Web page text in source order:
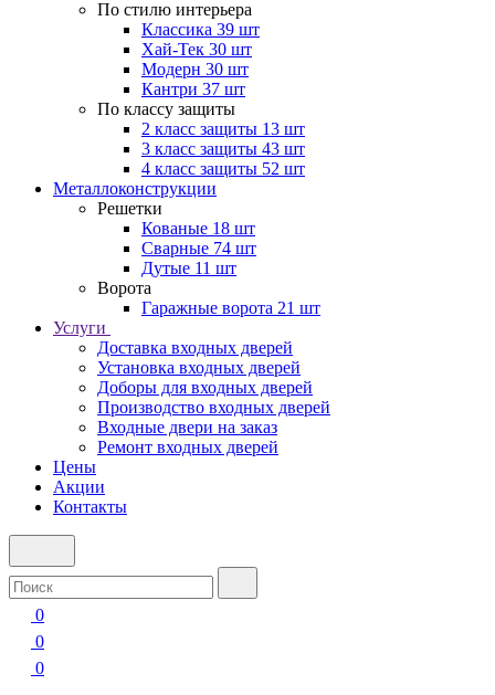
По стилю интерьера
Классика 39 шт
Хай-Тек 30 шт
Модерн 30 шт
Кантри 37 шт
По классу защиты
2 класс защиты 13 шт
3 класс защиты 43 шт
4 класс защиты 52 шт
Металлоконструкции
Решетки
Кованые 18 шт
Сварные 74 шт
Дутые 11 шт
Ворота
Гаражные ворота 21 шт
Услуги
Доставка входных дверей
Установка входных дверей
Доборы для входных дверей
Производство входных дверей
Входные двери на заказ
Ремонт входных дверей
Цены
Акции
Контакты
0
0
0